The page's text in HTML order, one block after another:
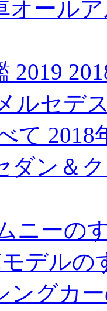
オール
2019
ルセデ
て 2018
ダン＆
ニーの
デルの
ングカ